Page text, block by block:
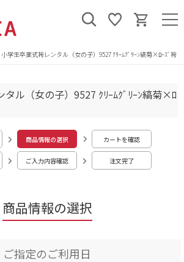
小学生卒業式袴レンタル（女の子）9527 ｸﾘｰﾑｸﾞﾘｰﾝ縞菊×ﾛｰｽﾞ袴
商品情報の選択
タル（女の子）9527 ｸﾘｰﾑｸﾞﾘｰﾝ縞菊×ﾛ
商品情報の選択 カートを確認
ご入力内容確認 注文完了
ご指定のご利用日